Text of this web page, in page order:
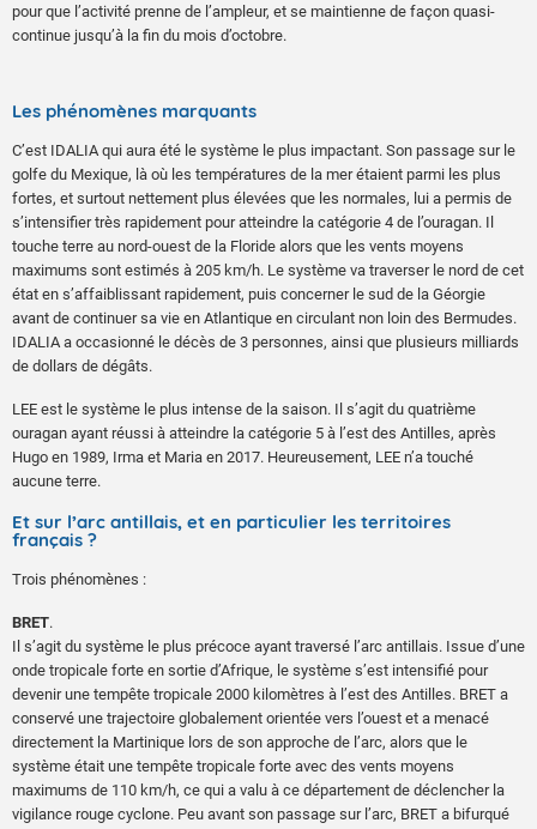
pour que l’activité prenne de l’ampleur, et se maintienne de façon quasi-
continue jusqu’à la fin du mois d’octobre.
Les phénomènes marquants
C’est IDALIA qui aura été le système le plus impactant. Son passage sur le
golfe du Mexique, là où les températures de la mer étaient parmi les plus
fortes, et surtout nettement plus élevées que les normales, lui a permis de
s’intensifier très rapidement pour atteindre la catégorie 4 de l’ouragan. Il
touche terre au nord-ouest de la Floride alors que les vents moyens
maximums sont estimés à 205 km/h. Le système va traverser le nord de cet
état en s’affaiblissant rapidement, puis concerner le sud de la Géorgie
avant de continuer sa vie en Atlantique en circulant non loin des Bermudes.
IDALIA a occasionné le décès de 3 personnes, ainsi que plusieurs milliards
de dollars de dégâts.
LEE est le système le plus intense de la saison. Il s’agit du quatrième
ouragan ayant réussi à atteindre la catégorie 5 à l’est des Antilles, après
Hugo en 1989, Irma et Maria en 2017. Heureusement, LEE n’a touché
aucune terre.
Et sur l’arc antillais, et en particulier les territoires
français ?
Trois phénomènes :
BRET.
Il s’agit du système le plus précoce ayant traversé l’arc antillais. Issue d’une
onde tropicale forte en sortie d’Afrique, le système s’est intensifié pour
devenir une tempête tropicale 2000 kilomètres à l’est des Antilles. BRET a
conservé une trajectoire globalement orientée vers l’ouest et a menacé
directement la Martinique lors de son approche de l’arc, alors que le
système était une tempête tropicale forte avec des vents moyens
maximums de 110 km/h, ce qui a valu à ce département de déclencher la
vigilance rouge cyclone. Peu avant son passage sur l’arc, BRET a bifurqué